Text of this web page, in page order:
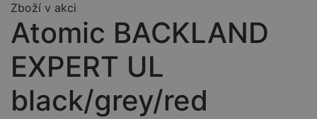
Zboží v akci
Atomic BACKLAND
EXPERT UL
black/grey/red